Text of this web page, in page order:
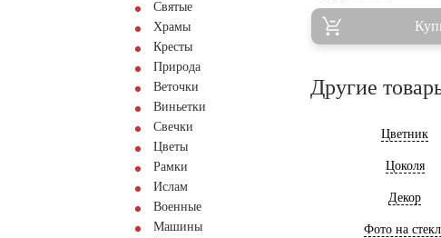
Святые
Храмы
Кресты
Природа
Веточки
Виньетки
Свечки
Цветы
Рамки
Ислам
Военные
Машины
Другие
Цветник
Цоколя
Декор
Фото на